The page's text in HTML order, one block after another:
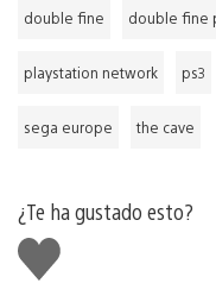
double fine double fine
playstation network ps3
sega europe the cave
¿Te ha gustado esto?
Me
gusta